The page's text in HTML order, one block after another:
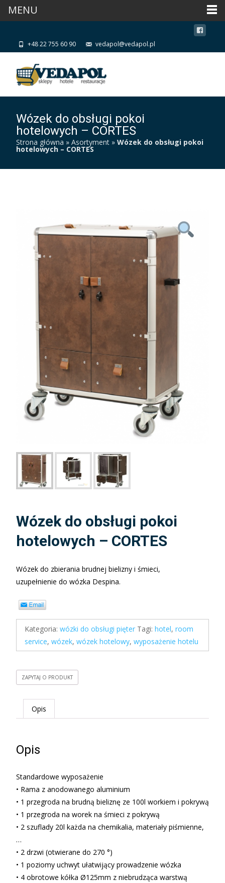
+48 22 755 60 90 vedapol@vedapol.pl
Wózek do obsługi pokoi
hotelowych – CORTES
Strona główna » Asortyment » Wózek do obsługi pokoi
hotelowych – CORTES
Wózek do obsługi pokoi
hotelowych – CORTES
Wózek do zbierania brudnej bielizny i śmieci,
uzupełnienie do wózka Despina.
Kategoria: wózki do obsługi pięter Tagi: hotel, room
service, wózek, wózek hotelowy, wyposażenie hotelu
ZAPYTAJ O PRODUKT
Opis
Opis
Standardowe wyposażenie
• Rama z anodowanego aluminium
• 1 przegroda na brudną bieliznę ze 100l workiem i pokrywą
• 1 przegroda na worek na śmieci z pokrywą
• 2 szuflady 20l każda na chemikalia, materiały piśmienne,
…
• 2 drzwi (otwierane do 270 °)
• 1 poziomy uchwyt ułatwijący prowadzenie wózka
• 4 obrotowe kółka Ø125mm z niebrudząca warstwą
MENU